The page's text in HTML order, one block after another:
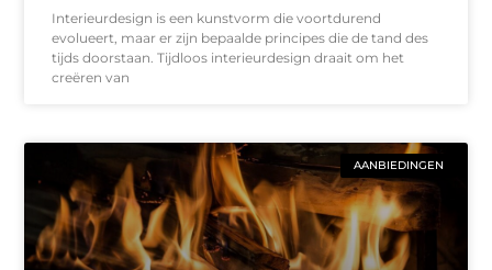
Interieurdesign is een kunstvorm die voortdurend
evolueert, maar er zijn bepaalde principes die de tand des
tijds doorstaan. Tijdloos interieurdesign draait om het
creëren van
AANBIEDINGEN